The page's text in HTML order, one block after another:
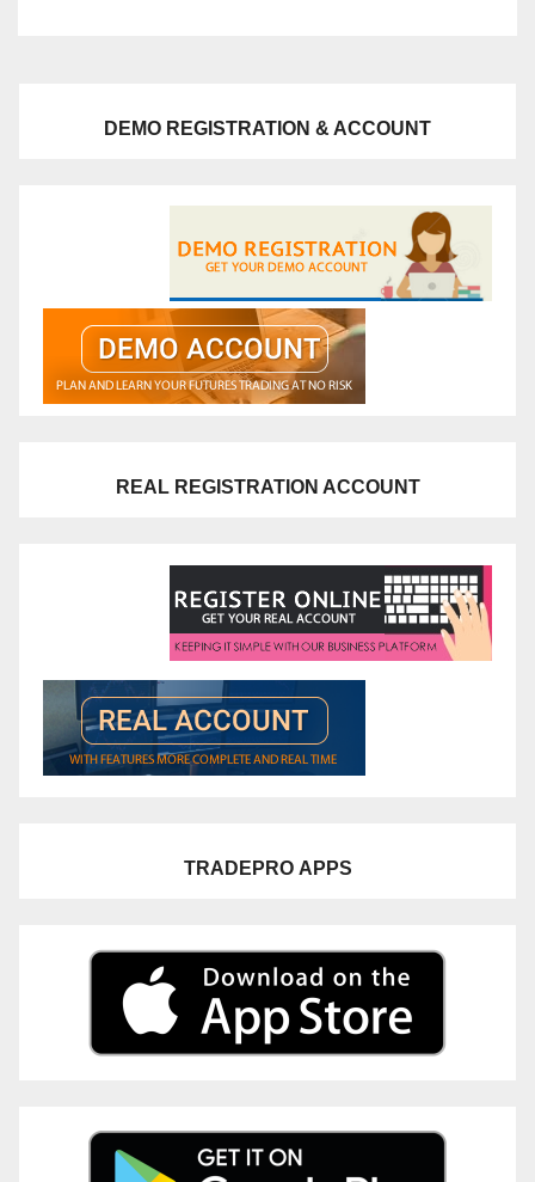
DEMO REGISTRATION & ACCOUNT
REAL REGISTRATION ACCOUNT
TRADEPRO APPS